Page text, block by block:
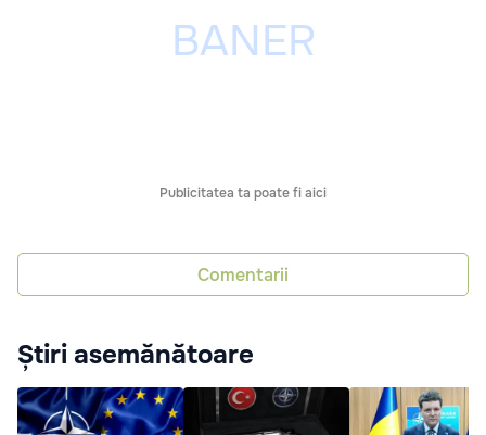
Publicitatea ta poate fi aici
Comentarii
Știri asemănătoare